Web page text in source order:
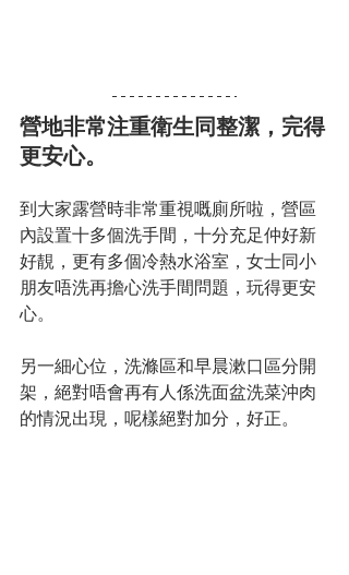
營地非常注重衛生同整潔，完得
更安心。
到大家露營時非常重視嘅廁所啦，營區
內設置十多個洗手間，十分充足仲好新
好靚，更有多個冷熱水浴室，女士同小
朋友唔洗再擔心洗手間問題，玩得更安
心。
另一細心位，洗滌區和早晨漱口區分開
架，絕對唔會再有人係洗面盆洗菜沖肉
的情況出現，呢樣絕對加分，好正。